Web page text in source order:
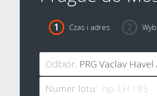
Czas i adres
Odbiór:
Numer lotu: